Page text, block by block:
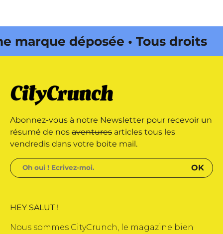
déposée • Tous droits
déposée • Tous droits
par Buena Onda Web •
Abonnez-vous à notre Newsletter pour recevoir un
résumé de nos aventures articles tous les
vendredis dans votre boite mail.
HEY SALUT !
Nous sommes CityCrunch, le magazine bien